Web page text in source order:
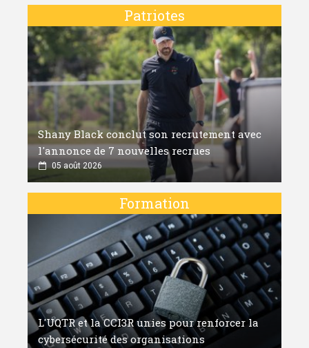
Patriotes
Shany Black conclut son recrutement avec
l'annonce de 7 nouvelles recrues
05 août 2026
Formation
L'UQTR et la CCI3R unies pour renforcer la
cybersécurité des organisations